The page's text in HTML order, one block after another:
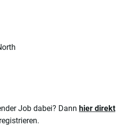
Job dabei? Dann hier direkt